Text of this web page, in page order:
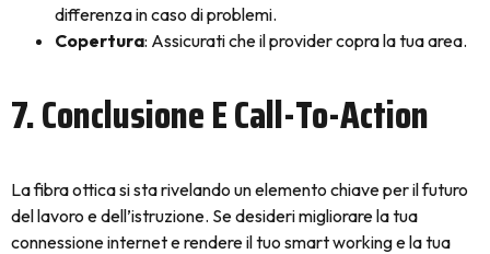
differenza in caso di problemi.
Copertura: Assicurati che il provider copra la tua area.
7. Conclusione E Call-To-Action
La fibra ottica si sta rivelando un elemento chiave per il futuro
del lavoro e dell’istruzione. Se desideri migliorare la tua
connessione internet e rendere il tuo smart working e la tua